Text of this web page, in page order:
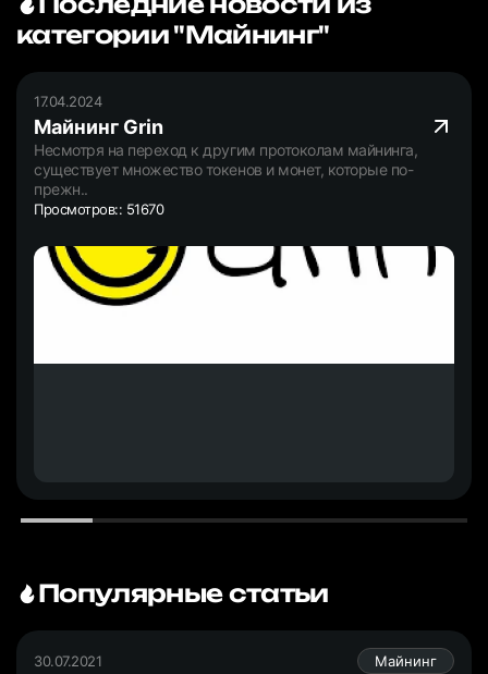
категории "Майнинг"
17.04.2024
Майнинг Grin
Несмотря на переход к другим протоколам майнинга,
существует множество токенов и монет, которые по-
прежн..
Просмотров:: 51670
Популярные статьи
30.07.2021 Майнинг